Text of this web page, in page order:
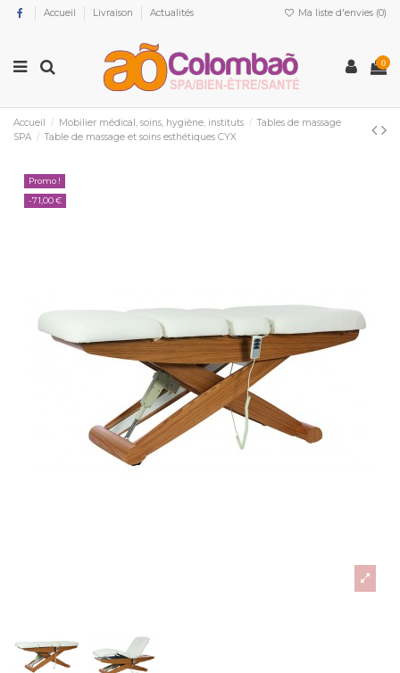
Accueil Livraison Actualités Ma liste d'envies (0)
0
Accueil Mobilier médical, soins, hygiène, instituts
Tables de massage
SPA
Table de massage et soins esthétiques CYX
Promo !
-71,00 €